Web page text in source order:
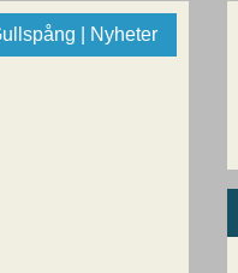
| Nyheter